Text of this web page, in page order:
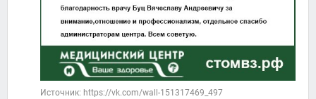
Источник: https://vk.com/wall-151317469_497